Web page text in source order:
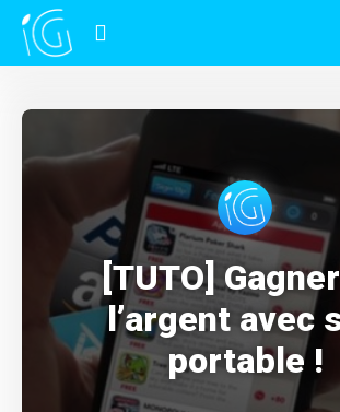
[TUTO]
l’argent avec
portable !